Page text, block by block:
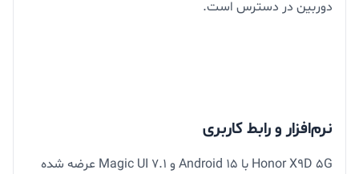
دوربین در دسترس است.
نرم‌افزار و رابط کاربری
Honor X9D 5G با Android 15 و Magic UI 7.1 عرضه شده